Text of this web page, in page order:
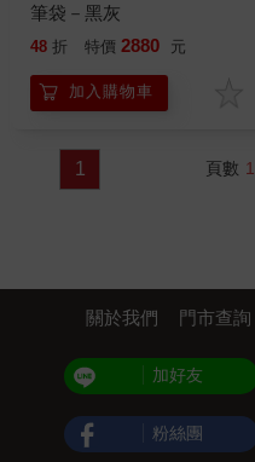
筆袋－黑灰
48 折 特價 2880 元
加入購物車
1 頁數 1
關於我們 門市查詢
加好友
粉絲團